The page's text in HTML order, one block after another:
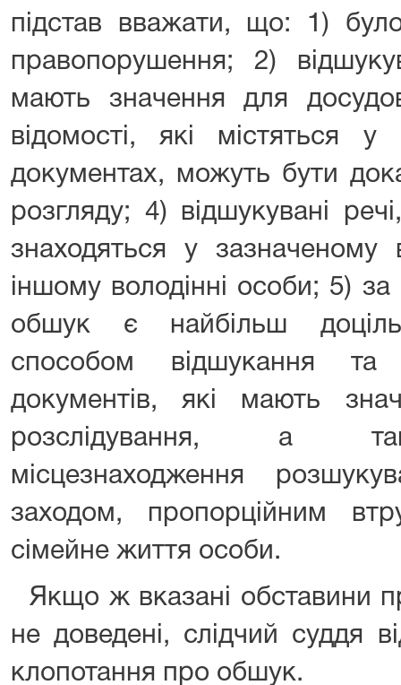
підстав вважати, що: 1)
правопорушення; 2)
мають значення для
відомості, які містяться
документах, можуть бути
розгляду; 4) відшукувані
знаходяться у зазначеному
іншому володінні особи; 5)
обшук є найбільш
способом відшукання
документів, які мають
розслідування, а
місцезнаходження
заходом, пропорційним
сімейне життя особи.
Якщо ж вказані обставини
не доведені, слідчий суддя
клопотання про обшук.